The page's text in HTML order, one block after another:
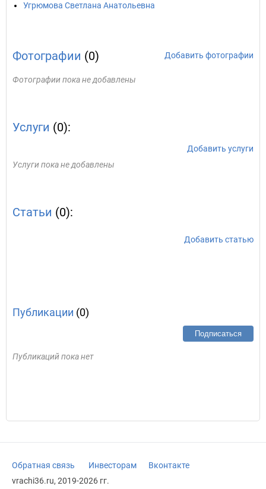
Угрюмова Светлана Анатольевна
Фотографии (0) Добавить фотографии
Фотографии пока не добавлены
Услуги (0):
Добавить услуги
Услуги пока не добавлены
Статьи (0):
Добавить статью
Публикации (0)
Подписаться
Публикаций пока нет
Обратная связь Инвесторам
Вконтакте
vrachi36.ru, 2019-2026 гг.